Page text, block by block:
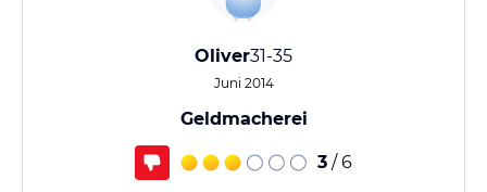
Oliver31-35
Juni 2014
Geldmacherei
3 / 6